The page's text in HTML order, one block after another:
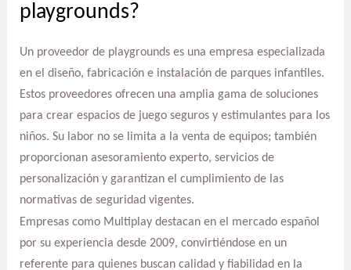
playgrounds?
Un proveedor de playgrounds es una empresa especializada
en el diseño, fabricación e instalación de parques infantiles.
Estos proveedores ofrecen una amplia gama de soluciones
para crear espacios de juego seguros y estimulantes para los
niños. Su labor no se limita a la venta de equipos; también
proporcionan asesoramiento experto, servicios de
personalización y garantizan el cumplimiento de las
normativas de seguridad vigentes.
Empresas como Multiplay destacan en el mercado español
por su experiencia desde 2009, convirtiéndose en un
referente para quienes buscan calidad y fiabilidad en la